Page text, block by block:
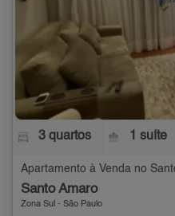
3 quartos 1 suíte
Apartamento à Venda no
Santo Amaro
Zona Sul - São Paulo